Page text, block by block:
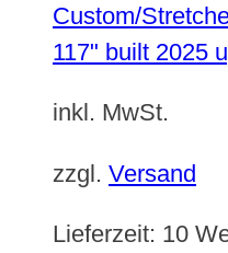
Custom/
117" built 2025
inkl. MwSt.
zzgl. Versand
Lieferzeit: 10